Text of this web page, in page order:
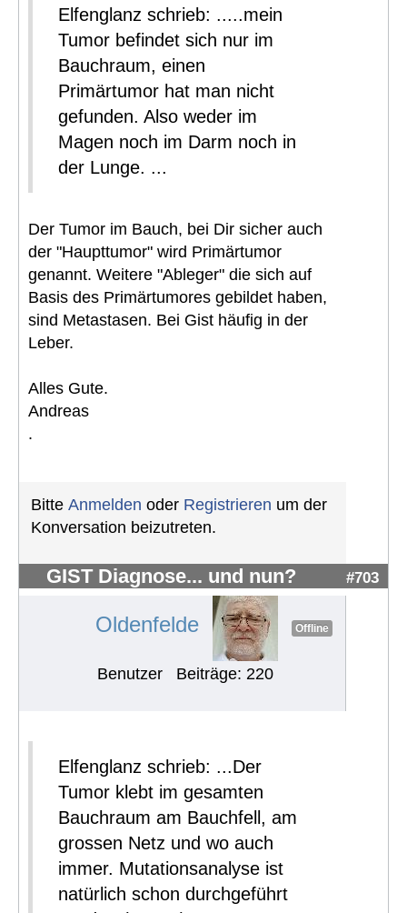
Elfenglanz schrieb: .....mein
Tumor befindet sich nur im
Bauchraum, einen
Primärtumor hat man nicht
gefunden. Also weder im
Magen noch im Darm noch in
der Lunge. ...
Der Tumor im Bauch, bei Dir sicher auch
der "Haupttumor" wird Primärtumor
genannt. Weitere "Ableger" die sich auf
Basis des Primärtumores gebildet haben,
sind Metastasen. Bei Gist häufig in der
Leber.
Alles Gute.
Andreas
.
Bitte Anmelden oder Registrieren um der
Konversation beizutreten.
GIST Diagnose... und nun? #703
Oldenfelde Offline
Benutzer Beiträge: 220
Elfenglanz schrieb: ...Der
Tumor klebt im gesamten
Bauchraum am Bauchfell, am
grossen Netz und wo auch
immer. Mutationsanalyse ist
natürlich schon durchgeführt